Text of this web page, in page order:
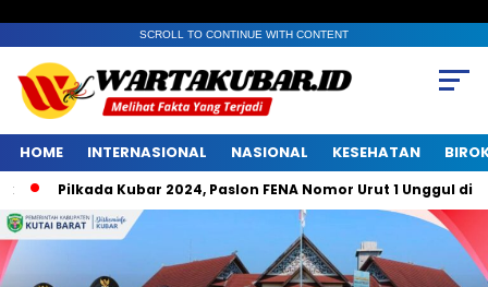
SCROLL TO CONTINUE WITH CONTENT
HOME INTERNASIONAL NASIONAL KESEHATAN
Pilkada Kubar 2024, Paslon FENA Nomor Urut 1 Unggul di